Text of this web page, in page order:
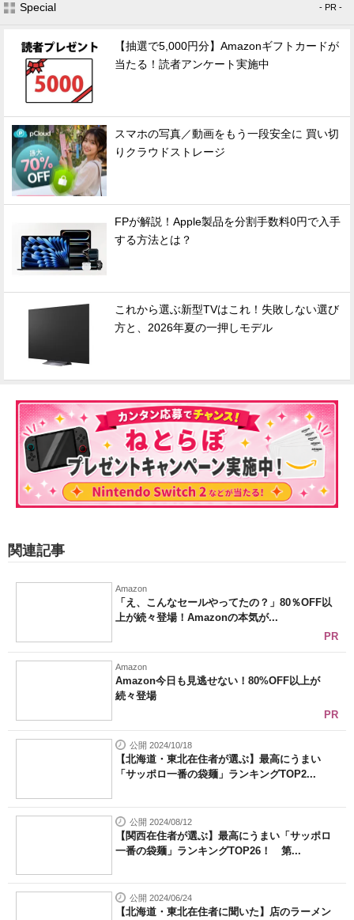
Special - PR -
【抽選で5,000円分】Amazonギフトカードが
当たる！読者アンケート実施中
スマホの写真／動画をもう一段安全に 買い切
りクラウドストレージ
FPが解説！Apple製品を分割手数料0円で入手
する方法とは？
これから選ぶ新型TVはこれ！失敗しない選び
方と、2026年夏の一押しモデル
関連記事
Amazon
「え、こんなセールやってたの？」80％OFF以
上が続々登場！Amazonの本気が...
PR
Amazon
Amazon今日も見逃せない！80%OFF以上が
続々登場
PR
公開 2024/10/18
【北海道・東北在住者が選ぶ】最高にうまい
「サッポロ一番の袋麺」ランキングTOP2...
公開 2024/08/12
【関西在住者が選ぶ】最高にうまい「サッポロ
一番の袋麺」ランキングTOP26！ 第...
公開 2024/06/24
【北海道・東北在住者に聞いた】店のラーメン